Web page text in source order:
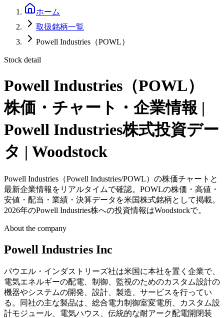
ホーム
取扱銘柄一覧
Powell Industries（POWL）
Stock detail
Powell Industries（POWL）
株価・チャート・企業情報 |
Powell Industries株式投資デー
タ | Woodstock
Powell Industries（Powell Industries/POWL）の株価チャートと
最新企業情報をリアルタイムで確認。POWLの株価・高値・
安値・配当・業績・決算データを米国株式銘柄として掲載。
2026年のPowell Industries株への投資情報はWoodstockで。
About the company
Powell Industries Inc
パウエル・インダストリーズ社は米国に本社を置く企業で、
電気エネルギーの配電、制御、監視のためのカスタム設計の
機器やシステムの開発、設計、製造、サービスを行ってい
る。同社の主な製品は、総合電力制御室変電所、カスタム設
計モジュール、電気ハウス、伝統的な耐アーク配電開閉装